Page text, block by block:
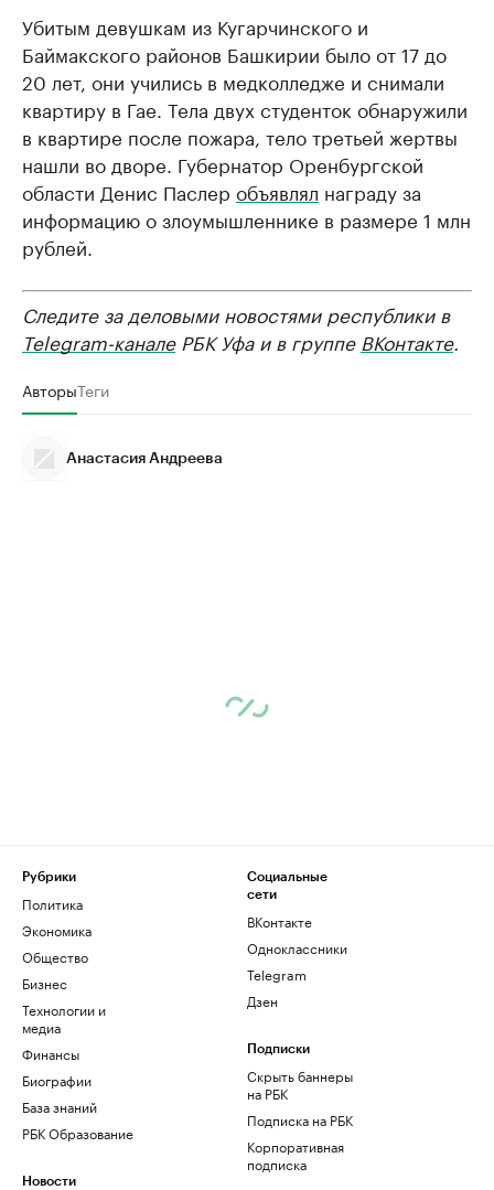
Убитым девушкам из Кугарчинского и
Баймакского районов Башкирии было от 17 до
20 лет, они учились в медколледже и снимали
квартиру в Гае. Тела двух студенток обнаружили
в квартире после пожара, тело третьей жертвы
нашли во дворе. Губернатор Оренбургской
области Денис Паслер объявлял награду за
информацию о злоумышленнике в размере 1 млн
рублей.
Следите за деловыми новостями республики в
Telegram-каналеРБК Уфа и в группе ВКонтакте.
АвторыТеги
Анастасия Андреева
Рубрики
Политика
Экономика
Общество
Бизнес
Технологии и
медиа
Финансы
Биографии
База знаний
РБК Образование
Новости
Социальные
сети
ВКонтакте
Одноклассники
Telegram
Дзен
Подписки
Скрыть баннеры
на РБК
Подписка на РБК
Корпоративная
подписка